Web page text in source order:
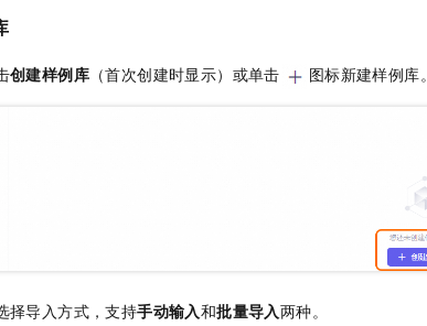
创建样例库 （首次创建时显示）或单击 图标新建样例库。
择导入方式，支持手动输入和批量导入两种。